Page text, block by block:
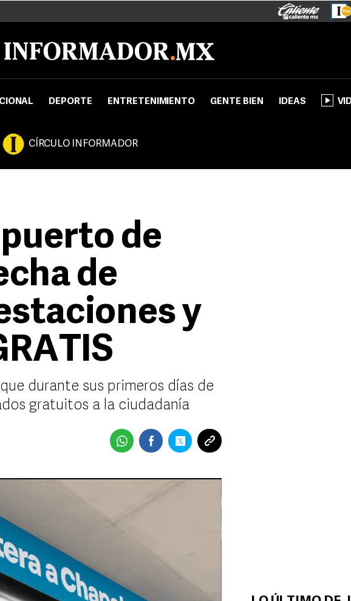
DEPORTE ENTRETENIMIENTO GENTE BIEN IDEAS
CÍRCULO INFORMADOR
de
de
y
durante sus primeros días de
gratuitos a la ciudadanía